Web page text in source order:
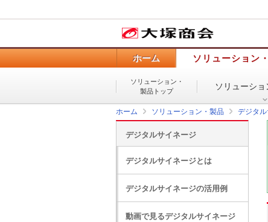
ホーム ソリューション
ソリューション・
製品トップ
ソリューショ
ホーム ソリューション・製品 デジタ
デジタルサイネージ
デジタルサイネージとは
デジタルサイネージの活用例
動画で見るデジタルサイネージ